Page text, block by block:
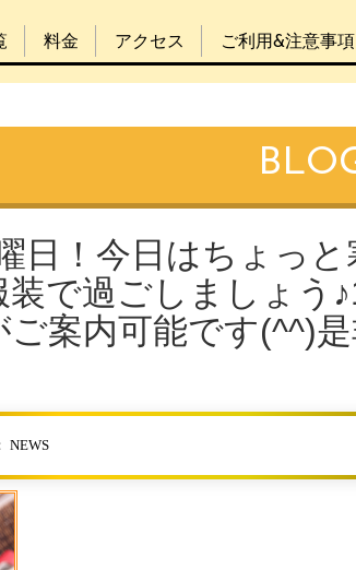
料金 アクセス ご利用&注意事項
日！今日はちょっ
で過ごしましょう
案内可能です(^^)
NEWS